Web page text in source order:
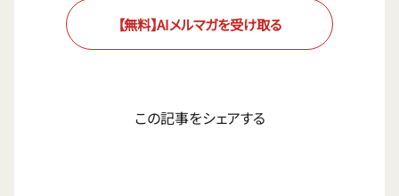
【無料】AIメルマガを受け取る
この記事をシェアする